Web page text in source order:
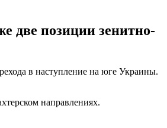
две позиции зенитно-
в наступление на юге Украины.
направлениях.